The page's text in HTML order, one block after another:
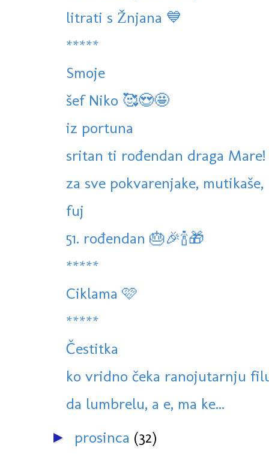
litrati s Žnjana 💙
*****
Smoje
šef Niko 🥰😍🤩
iz portuna
sritan ti rođendan draga Mare!
za sve pokvarenjake,
fuj
51. rođendan 🎂🎉🍾🎁
*****
Ciklama 🩷
*****
Čestitka
ko vridno čeka ranojutarnju
da lumbrelu, a e, ma ke...
► prosinca (32)